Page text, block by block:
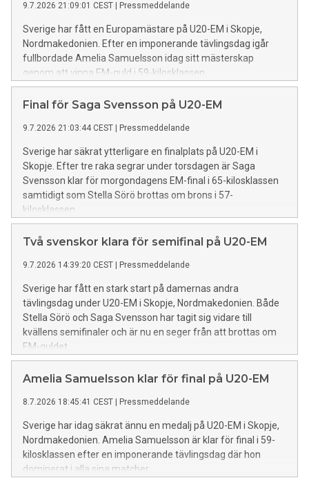
9.7.2026 21:09:01 CEST Pressmeddelande
Sverige har fått en Europamästare på U20-EM i Skopje,
Nordmakedonien. Efter en imponerande tävlingsdag igår
fullbordade Amelia Samuelsson idag sitt mästerskap
genom att vinna EM-guld i 59-kilosklassen.
Final för Saga Svensson på U20-EM
9.7.2026 21:03:44 CEST Pressmeddelande
Sverige har säkrat ytterligare en finalplats på U20-EM i
Skopje. Efter tre raka segrar under torsdagen är Saga
Svensson klar för morgondagens EM-final i 65-kilosklassen
samtidigt som Stella Sörö brottas om brons i 57-
kilosklassen.
Två svenskor klara för semifinal på U20-EM
9.7.2026 14:39:20 CEST Pressmeddelande
Sverige har fått en stark start på damernas andra
tävlingsdag under U20-EM i Skopje, Nordmakedonien. Både
Stella Sörö och Saga Svensson har tagit sig vidare till
kvällens semifinaler och är nu en seger från att brottas om
EM-guldet.
Amelia Samuelsson klar för final på U20-EM
8.7.2026 18:45:41 CEST Pressmeddelande
Sverige har idag säkrat ännu en medalj på U20-EM i Skopje,
Nordmakedonien. Amelia Samuelsson är klar för final i 59-
kilosklassen efter en imponerande tävlingsdag där hon
dominerat i alla sina matcher.